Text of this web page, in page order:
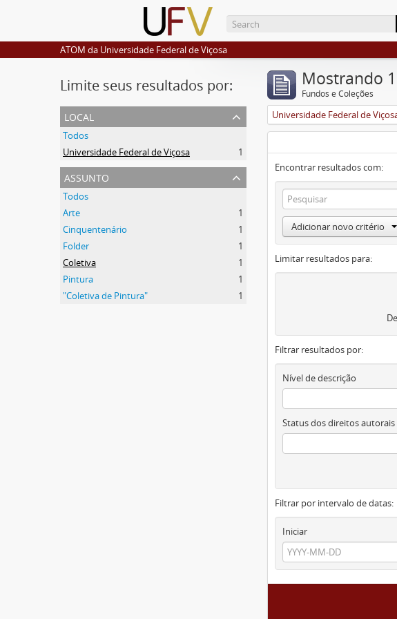
ATOM da Universidade Federal de Viçosa
Limite seus resultados por:
local
Todos
Universidade Federal de Viçosa
1
assunto
Todos
Arte
1
Cinquentenário
1
Folder
1
Coletiva
1
Pintura
1
"Coletiva de Pintura"
1
Mostrando
Fundos e Coleções
Universidade Federal de
Encontrar resultados com:
Adicionar novo critério
Limitar resultados para:
Filtrar resultados por:
Nível de descrição
Status dos direitos autorais
Filtrar por intervalo de datas:
Iniciar